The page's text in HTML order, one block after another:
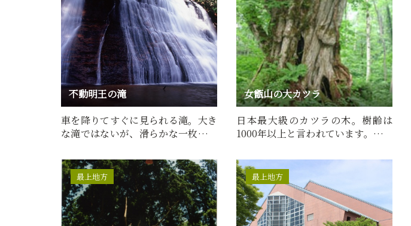
不動明王の滝
車を降りてすぐに見られる滝。大き
な滝ではないが、滑らかな一枚岩の
女甑山の大カツラ
日本最大級のカツラの木。樹齢は
1000年以上と言われています。この
最上地方 最上地方